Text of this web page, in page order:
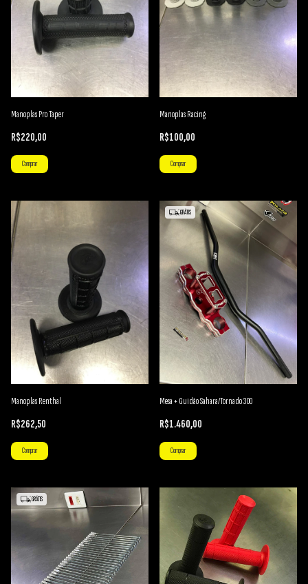
Manoplas Pro Taper
R$220,00
Comprar
Manoplas Racing
R$100,00
Comprar
Manoplas Renthal
R$262,50
Comprar
GRÁTIS
Mesa + Guidão Sahara/Tornado 300
R$1.460,00
Comprar
GRÁTIS